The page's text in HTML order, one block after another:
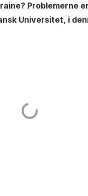
Problemerne
Universitet, i